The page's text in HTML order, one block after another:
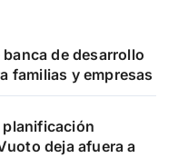
de desarrollo
familias y empresas
planificación
deja afuera a